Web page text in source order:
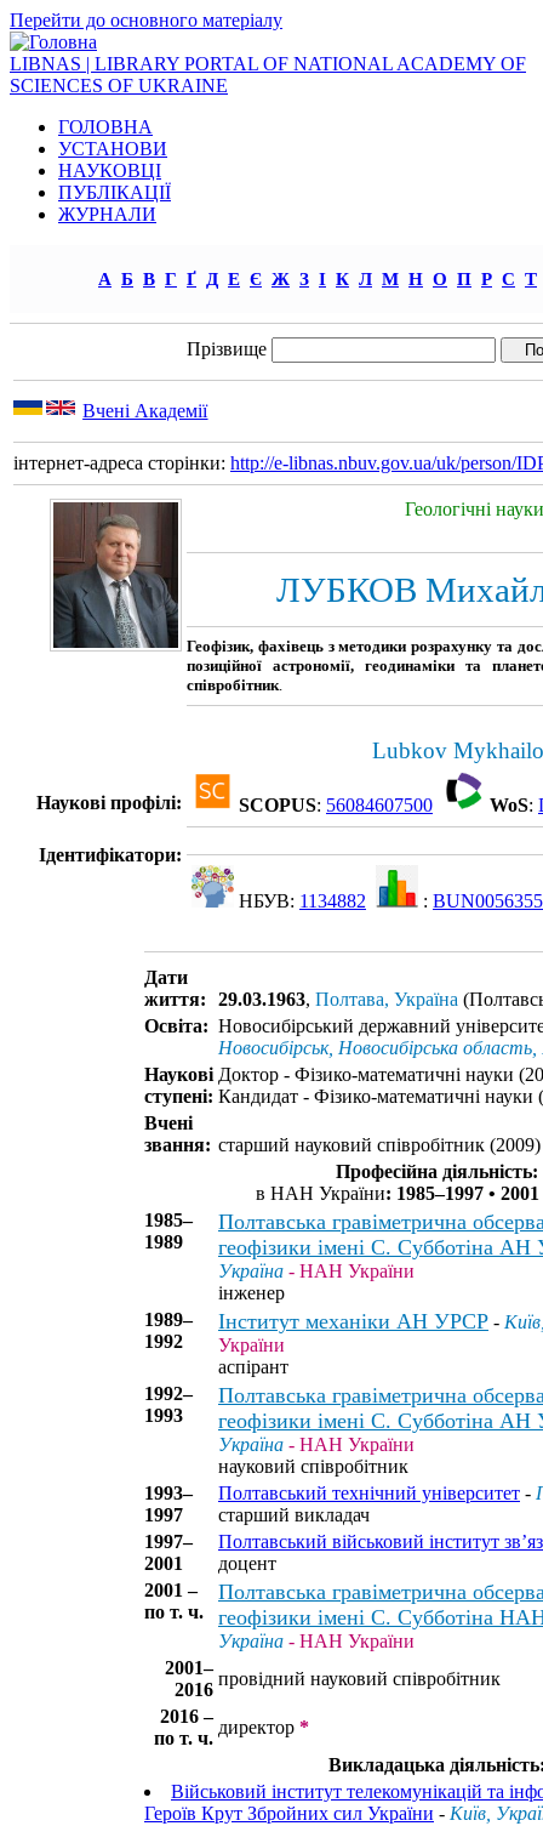
Перейти до основного матеріалу
LIBNAS | LIBRARY PORTAL OF NATIONAL ACADEMY OF
SCIENCES OF UKRAINE
ГОЛОВНА
УСТАНОВИ
НАУКОВЦІ
ПУБЛІКАЦІЇ
ЖУРНАЛИ
А Б В Г Ґ Д Е Є Ж З І К Л М Н О П Р С Т
Прізвище
Вчені Академії
інтернет-адреса сторінки: http://e-libnas.nbuv.gov.ua/uk/person/
Геологічні
ЛУБКОВ
Геофізик, фахівець з методики розрахунку та
позиційної астрономії, геодинаміки та
співробітник
Lubkov
Наукові профілі: SCOPUS: 56084607500 WoS:
Ідентифікатори:
НБУВ: 1134882 : BUN0056355
Дати
життя:
29.03.1963, Полтава, Україна
Освіта: Новосибірський державний
Новосибірськ, Новосибірська область,
Наукові
ступені:
Доктор - Фізико-математичні науки
Кандидат - Фізико-математичні науки
Вчені
звання: старший науковий співробітник (2009)
Професійна діяльність:
в НАН України: 1985–1997 •
1985–
1989
Полтавська гравіметрична
геофізики імені С. Субботіна
Україна - НАН України
інженер
1989–
1992
Інститут механіки АН УРСР -
України
аспірант
1992–
1993
Полтавська гравіметрична
геофізики імені С. Субботіна АН
Україна - НАН України
науковий співробітник
1993–
1997
Полтавський технічний університет -
старший викладач
1997–
2001
Полтавський військовий інститут
доцент
2001 –
по т. ч.
Полтавська гравіметрична
геофізики імені С. Субботіна
Україна - НАН України
2001–
2016
провідний науковий співробітник
2016 –
по т. ч.
директор *
Викладацька
Військовий інститут телекомунікацій та
Героїв Крут Збройних сил України - Київ,